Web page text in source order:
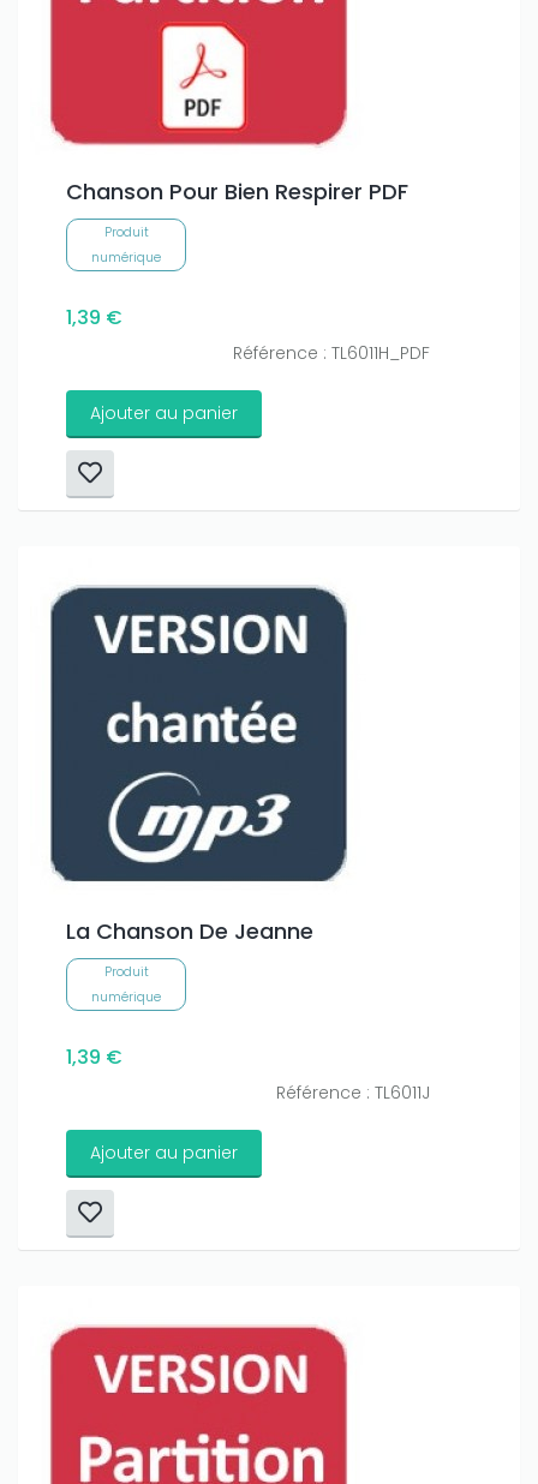
Chanson Pour Bien Respirer PDF
Produit
numérique
1,39 €
Référence : TL6011H_PDF
Ajouter au panier
La Chanson De Jeanne
Produit
numérique
1,39 €
Référence : TL6011J
Ajouter au panier